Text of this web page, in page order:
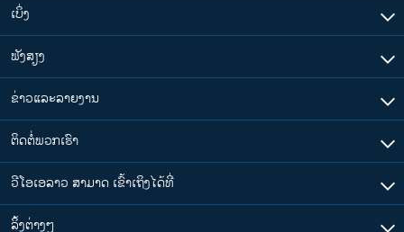
ເບິ່ງ
ຟັງສຽງ
ຂ່າວແລະລາຍງານ
ຕິດຕໍ່ພວກເຮົາ
ວີໂອເອລາວ ສາມາດ ເຂົ້າເຖິງໄດ້ທີ່
​ລິ້ງ​ຕ່າງໆ